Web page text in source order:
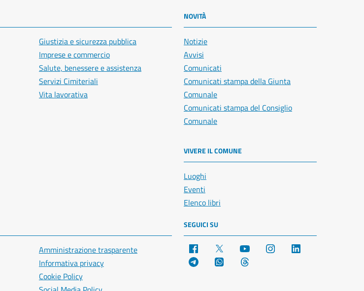
Giustizia e sicurezza pubblica
Imprese e commercio
Salute, benessere e assistenza
Servizi Cimiteriali
Vita lavorativa
NOVITÀ
Notizie
Avvisi
Comunicati
Comunicati stampa della Giunta
Comunale
Comunicati stampa del Consiglio
Comunale
VIVERE IL COMUNE
Luoghi
Eventi
Elenco libri
Amministrazione trasparente
Informativa privacy
Cookie Policy
SEGUICI SU
Facebook YouTube Instagram
Telegram WhatsApp